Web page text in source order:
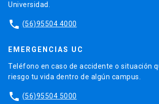
Universidad.
phone (56)95504 4000
EMERGENCIAS UC
Teléfono en caso de accidente o situación
riesgo tu vida dentro de algún campus.
phone (56)95504 5000